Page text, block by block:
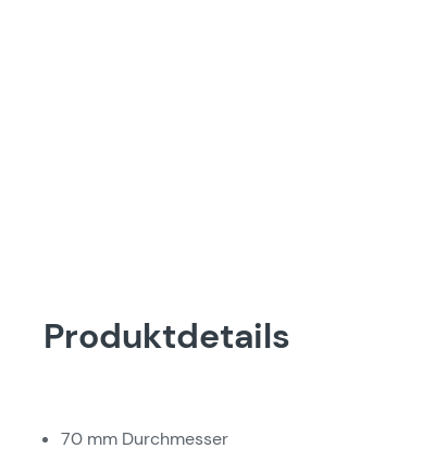
Produktdetails
70 mm Durchmesser